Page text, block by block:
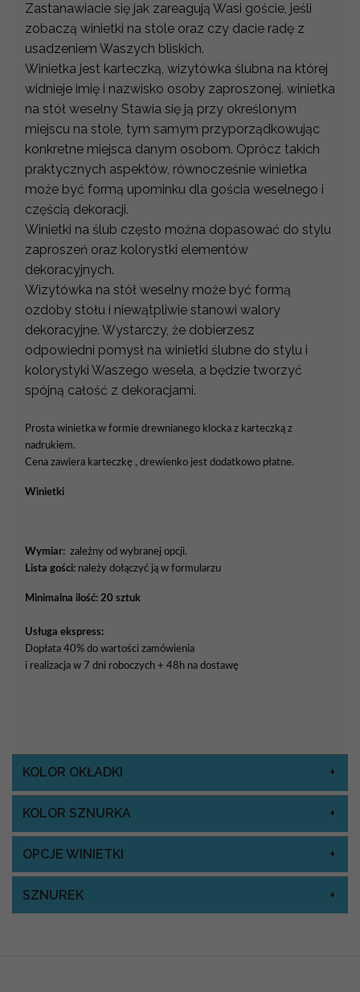
Zastanawiacie się jak zareagują Wasi goście, jeśli
zobaczą winietki na stole oraz czy dacie radę z
usadzeniem Waszych bliskich.
Winietka jest karteczką, wizytówka ślubna na której
widnieje imię i nazwisko osoby zaproszonej. winietka
na stół weselny Stawia się ją przy określonym
miejscu na stole, tym samym przyporządkowując
konkretne miejsca danym osobom. Oprócz takich
praktycznych aspektów, równocześnie winietka
może być formą upominku dla gościa weselnego i
częścią dekoracji.
Winietki na ślub często można dopasować do stylu
zaproszeń oraz kolorystki elementów
dekoracyjnych.
Wizytówka na stół weselny może być formą
ozdoby stołu i niewątpliwie stanowi walory
dekoracyjne. Wystarczy, że dobierzesz
odpowiedni pomysł na winietki ślubne do stylu i
kolorystyki Waszego wesela, a będzie tworzyć
spójną całość z dekoracjami.
Prosta winietka w formie drewnianego klocka z karteczką z
nadrukiem.
Cena zawiera karteczkę , drewienko jest dodatkowo płatne.
Winietki
Wymiar: zależny od wybranej opcji.
Lista gości: należy dołączyć ją w formularzu
Minimalna ilość: 20 sztuk
Usługa ekspress:
Dopłata 40% do wartości zamówienia
i realizacja w 7 dni roboczych + 48h na dostawę
KOLOR OKŁADKI
KOLOR SZNURKA
OPCJE WINIETKI
SZNUREK